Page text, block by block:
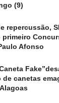
(9)
repercussão,
Afonso
canetas